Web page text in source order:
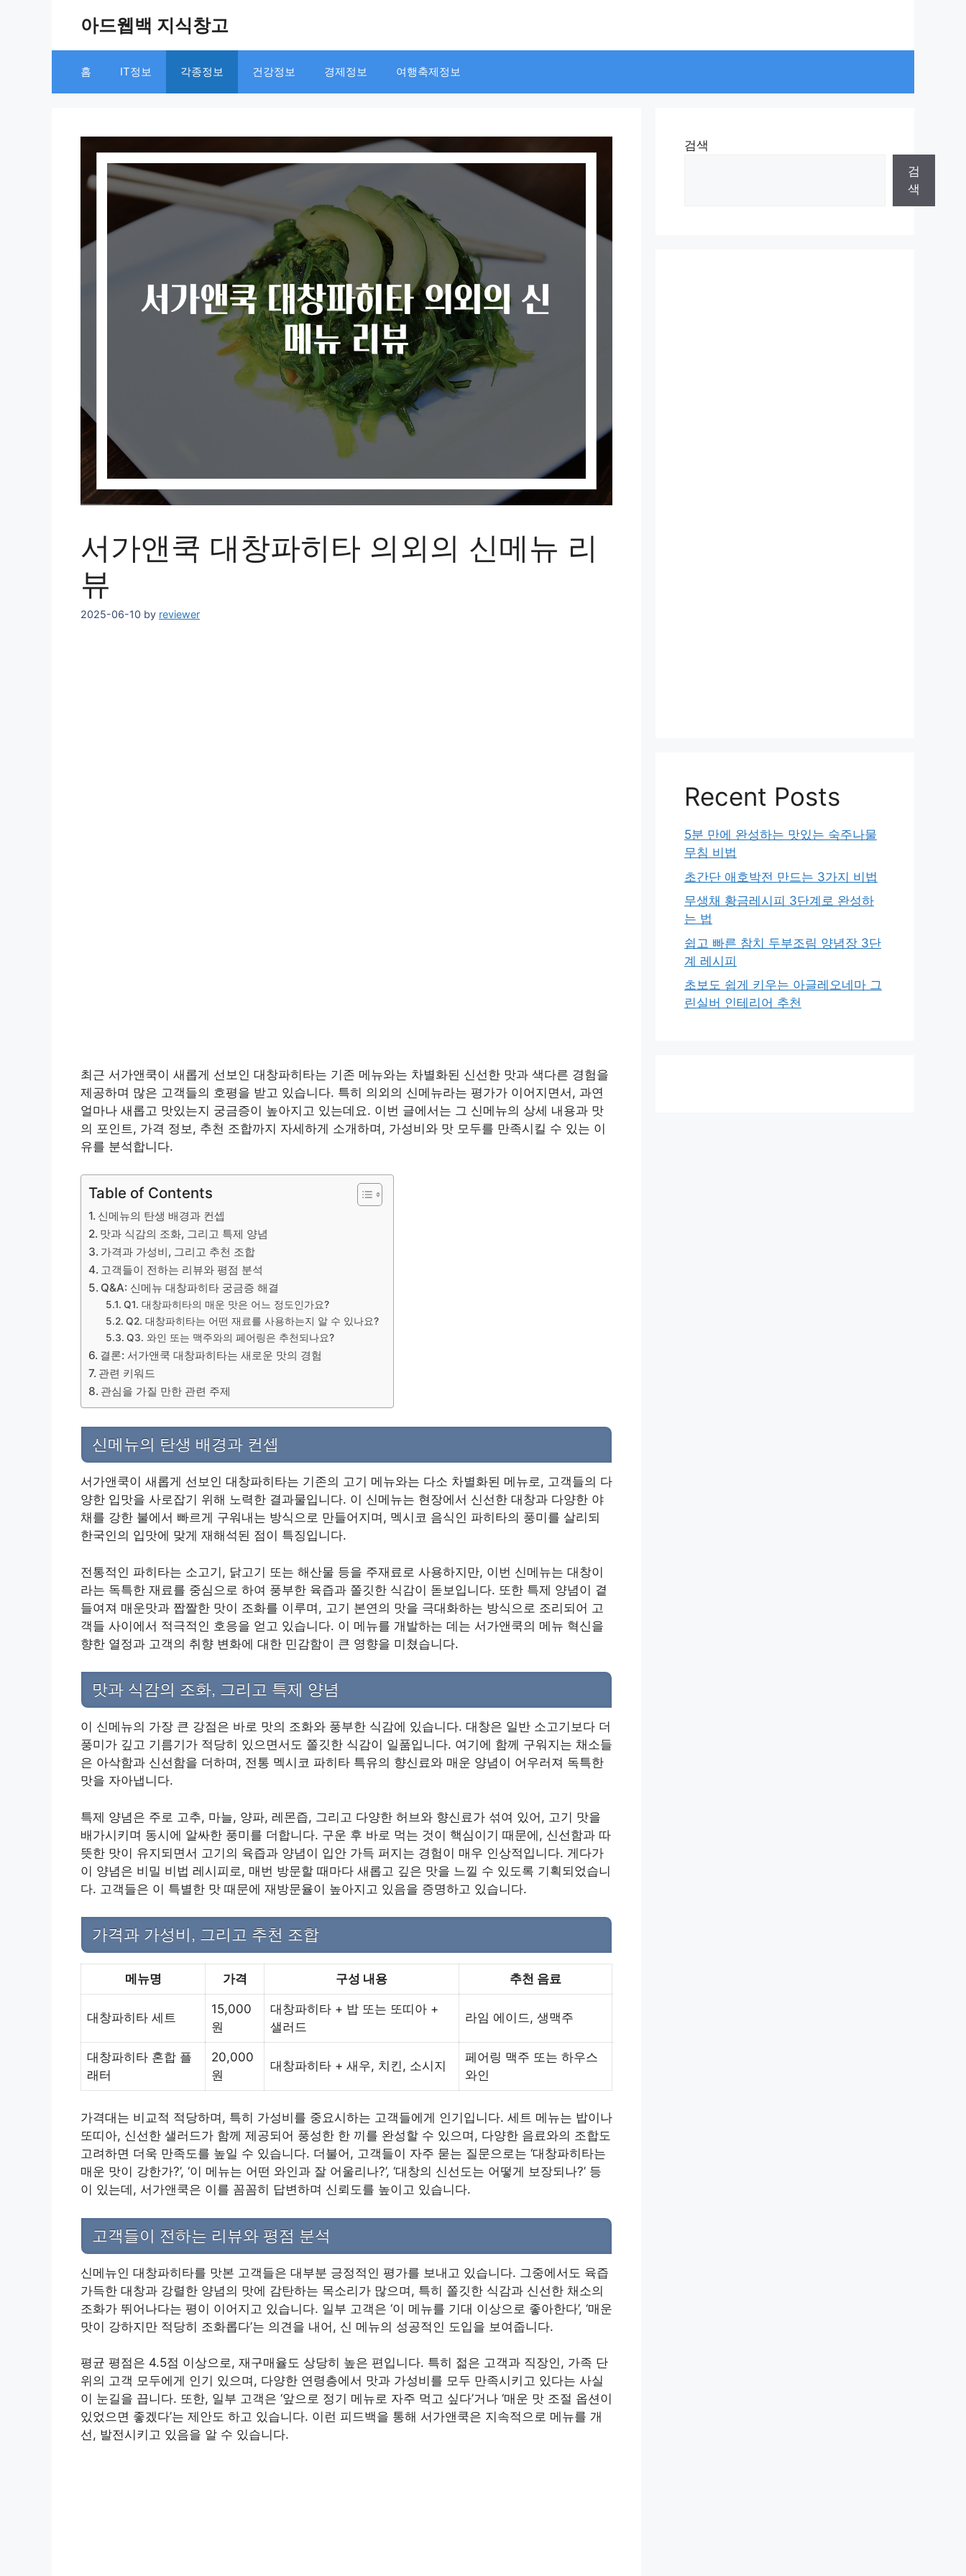
아드웹백 지식창고
홈 IT정보 각종정보 건강정보 경제정보 여행축제정보
서가앤쿡 대창파히타 의외의 신메뉴 리
뷰
2025-06-10 by reviewer
최근 서가앤쿡이 새롭게 선보인 대창파히타는 기존 메뉴와는 차별화된 신선한 맛과 색다른 경험을
제공하며 많은 고객들의 호평을 받고 있습니다. 특히 의외의 신메뉴라는 평가가 이어지면서, 과연
얼마나 새롭고 맛있는지 궁금증이 높아지고 있는데요. 이번 글에서는 그 신메뉴의 상세 내용과 맛
의 포인트, 가격 정보, 추천 조합까지 자세하게 소개하며, 가성비와 맛 모두를 만족시킬 수 있는 이
유를 분석합니다.
Table of Contents
신메뉴의 탄생 배경과 컨셉
맛과 식감의 조화, 그리고 특제 양념
가격과 가성비, 그리고 추천 조합
고객들이 전하는 리뷰와 평점 분석
Q&A: 신메뉴 대창파히타 궁금증 해결
Q1. 대창파히타의 매운 맛은 어느 정도인가요?
Q2. 대창파히타는 어떤 재료를 사용하는지 알 수 있나요?
Q3. 와인 또는 맥주와의 페어링은 추천되나요?
결론: 서가앤쿡 대창파히타는 새로운 맛의 경험
관련 키워드
관심을 가질 만한 관련 주제
신메뉴의 탄생 배경과 컨셉
서가앤쿡이 새롭게 선보인 대창파히타는 기존의 고기 메뉴와는 다소 차별화된 메뉴로, 고객들의 다
양한 입맛을 사로잡기 위해 노력한 결과물입니다. 이 신메뉴는 현장에서 신선한 대창과 다양한 야
채를 강한 불에서 빠르게 구워내는 방식으로 만들어지며, 멕시코 음식인 파히타의 풍미를 살리되
한국인의 입맛에 맞게 재해석된 점이 특징입니다.
전통적인 파히타는 소고기, 닭고기 또는 해산물 등을 주재료로 사용하지만, 이번 신메뉴는 대창이
라는 독특한 재료를 중심으로 하여 풍부한 육즙과 쫄깃한 식감이 돋보입니다. 또한 특제 양념이 곁
들여져 매운맛과 짭짤한 맛이 조화를 이루며, 고기 본연의 맛을 극대화하는 방식으로 조리되어 고
객들 사이에서 적극적인 호응을 얻고 있습니다. 이 메뉴를 개발하는 데는 서가앤쿡의 메뉴 혁신을
향한 열정과 고객의 취향 변화에 대한 민감함이 큰 영향을 미쳤습니다.
맛과 식감의 조화, 그리고 특제 양념
이 신메뉴의 가장 큰 강점은 바로 맛의 조화와 풍부한 식감에 있습니다. 대창은 일반 소고기보다 더
풍미가 깊고 기름기가 적당히 있으면서도 쫄깃한 식감이 일품입니다. 여기에 함께 구워지는 채소들
은 아삭함과 신선함을 더하며, 전통 멕시코 파히타 특유의 향신료와 매운 양념이 어우러져 독특한
맛을 자아냅니다.
특제 양념은 주로 고추, 마늘, 양파, 레몬즙, 그리고 다양한 허브와 향신료가 섞여 있어, 고기 맛을
배가시키며 동시에 알싸한 풍미를 더합니다. 구운 후 바로 먹는 것이 핵심이기 때문에, 신선함과 따
뜻한 맛이 유지되면서 고기의 육즙과 양념이 입안 가득 퍼지는 경험이 매우 인상적입니다. 게다가
이 양념은 비밀 비법 레시피로, 매번 방문할 때마다 새롭고 깊은 맛을 느낄 수 있도록 기획되었습니
다. 고객들은 이 특별한 맛 때문에 재방문율이 높아지고 있음을 증명하고 있습니다.
가격과 가성비, 그리고 추천 조합
메뉴명 가격 구성 내용 추천 음료
대창파히타 세트
15,000
원
대창파히타 + 밥 또는 또띠아 +
샐러드
라임 에이드, 생맥주
대창파히타 혼합 플
래터
20,000
원
대창파히타 + 새우, 치킨, 소시지
페어링 맥주 또는 하우스
와인
가격대는 비교적 적당하며, 특히 가성비를 중요시하는 고객들에게 인기입니다. 세트 메뉴는 밥이나
또띠아, 신선한 샐러드가 함께 제공되어 풍성한 한 끼를 완성할 수 있으며, 다양한 음료와의 조합도
고려하면 더욱 만족도를 높일 수 있습니다. 더불어, 고객들이 자주 묻는 질문으로는 ‘대창파히타는
매운 맛이 강한가?’, ‘이 메뉴는 어떤 와인과 잘 어울리나?’, ‘대창의 신선도는 어떻게 보장되나?’ 등
이 있는데, 서가앤쿡은 이를 꼼꼼히 답변하며 신뢰도를 높이고 있습니다.
고객들이 전하는 리뷰와 평점 분석
신메뉴인 대창파히타를 맛본 고객들은 대부분 긍정적인 평가를 보내고 있습니다. 그중에서도 육즙
가득한 대창과 강렬한 양념의 맛에 감탄하는 목소리가 많으며, 특히 쫄깃한 식감과 신선한 채소의
조화가 뛰어나다는 평이 이어지고 있습니다. 일부 고객은 ‘이 메뉴를 기대 이상으로 좋아한다’, ‘매운
맛이 강하지만 적당히 조화롭다’는 의견을 내어, 신 메뉴의 성공적인 도입을 보여줍니다.
평균 평점은 4.5점 이상으로, 재구매율도 상당히 높은 편입니다. 특히 젊은 고객과 직장인, 가족 단
위의 고객 모두에게 인기 있으며, 다양한 연령층에서 맛과 가성비를 모두 만족시키고 있다는 사실
이 눈길을 끕니다. 또한, 일부 고객은 ‘앞으로 정기 메뉴로 자주 먹고 싶다’거나 ‘매운 맛 조절 옵션이
있었으면 좋겠다’는 제안도 하고 있습니다. 이런 피드백을 통해 서가앤쿡은 지속적으로 메뉴를 개
선, 발전시키고 있음을 알 수 있습니다.
검색
검
색
Recent Posts
5분 만에 완성하는 맛있는 숙주나물
무침 비법
초간단 애호박전 만드는 3가지 비법
무생채 황금레시피 3단계로 완성하
는 법
쉽고 빠른 참치 두부조림 양념장 3단
계 레시피
초보도 쉽게 키우는 아글레오네마 그
린실버 인테리어 추천